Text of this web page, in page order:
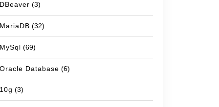
DBeaver (3)
MariaDB (32)
MySql (69)
Oracle Database (6)
10g (3)